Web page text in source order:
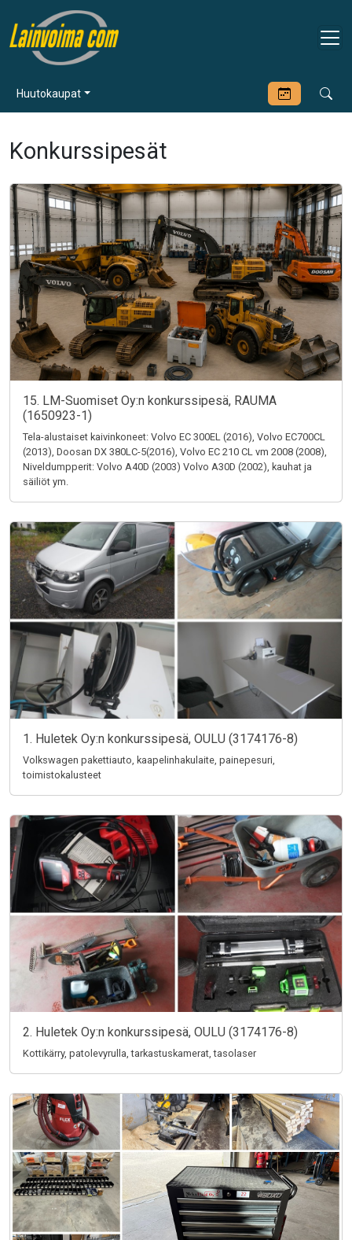
Huutokaupat
Konkurssipesät
15. LM-Suomiset Oy:n konkurssipesä, RAUMA
(1650923-1)
Tela-alustaiset kaivinkoneet: Volvo EC 300EL (2016), Volvo EC700CL
(2013), Doosan DX 380LC-5(2016), Volvo EC 210 CL vm 2008 (2008),
Niveldumpperit: Volvo A40D (2003) Volvo A30D (2002), kauhat ja
säiliöt ym.
1. Huletek Oy:n konkurssipesä, OULU (3174176-8)
Volkswagen pakettiauto, kaapelinhakulaite, painepesuri,
toimistokalusteet
2. Huletek Oy:n konkurssipesä, OULU (3174176-8)
Kottikärry, patolevyrulla, tarkastuskamerat, tasolaser